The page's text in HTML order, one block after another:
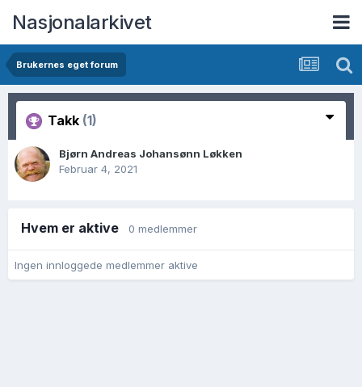
Nasjonalarkivet
Brukernes eget forum
Takk (1)
Bjørn Andreas Johansønn Løkken
Februar 4, 2021
Hvem er aktive 0 medlemmer
Ingen innloggede medlemmer aktive